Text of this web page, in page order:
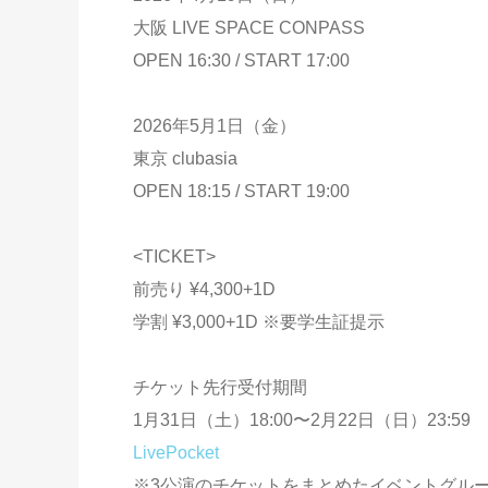
大阪 LIVE SPACE CONPASS
OPEN 16:30 / START 17:00
2026年5月1日（金）
東京 clubasia
OPEN 18:15 / START 19:00
<TICKET>
前売り ¥4,300+1D
学割 ¥3,000+1D ※要学生証提示
チケット先行受付期間
1月31日（土）18:00〜2月22日（日）23:59
LivePocket